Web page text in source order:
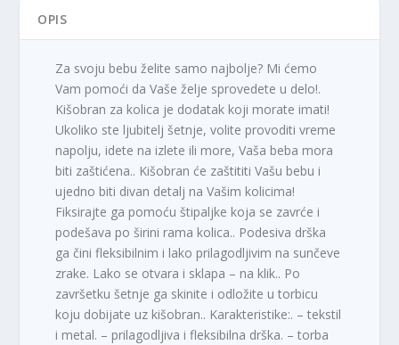
OPIS
Za svoju bebu želite samo najbolje? Mi ćemo
Vam pomoći da Vaše želje sprovedete u delo!.
Kišobran za kolica je dodatak koji morate imati!
Ukoliko ste ljubitelj šetnje, volite provoditi vreme
napolju, idete na izlete ili more, Vaša beba mora
biti zaštićena.. Kišobran će zaštititi Vašu bebu i
ujedno biti divan detalj na Vašim kolicima!
Fiksirajte ga pomoću štipaljke koja se zavrće i
podešava po širini rama kolica.. Podesiva drška
ga čini fleksibilnim i lako prilagodljivim na sunčeve
zrake. Lako se otvara i sklapa – na klik.. Po
završetku šetnje ga skinite i odložite u torbicu
koju dobijate uz kišobran.. Karakteristike:. – tekstil
i metal. – prilagodljiva i fleksibilna drška. – torba